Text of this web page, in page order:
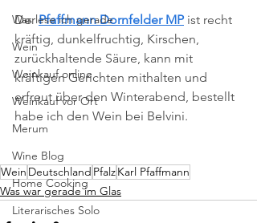
Was lese ich gerade
Wein
Weinkauf online
Weinkauf vor Ort
Merum
Wine Blog
Home Cooking
Literarisches Solo
Der Pfaffmann Dornfelder MP ist recht
kräftig, dunkelfruchtig, Kirschen,
zurückhaltende Säure, kann mit
kräftigen Gerichten mithalten und
erfreut über den Winterabend, bestellt
habe ich den Wein bei Belvini.
Wein Deutschland PfalzKarl Pfaffmann
Was war gerade im Glas